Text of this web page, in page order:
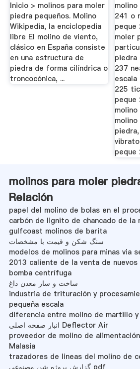
Inicio > molinos para moler
piedra pequeños. Molino
Wikipedia, la enciclopedia
libre El molino de viento,
clásico en España consiste
en una estructura de
piedra de forma cilíndrica o
troncocónica, ...
241 o
peque
moler
piedra
237
225
peque
peque
molinos para moler
Relación
papel del molino de bolas en el
carbón de lignito de chancado de la
gulfcoast molinos de barita
سنگ شکن و قیمت با مشخصات
modelos de molinos para minas via
2013 caliente de la venta de nuevos
bomba centrífuga
ساخت و ساز معدن داغ
industria de trituración y
pequeña escala
diferencia entre molino de martillo
انبار صفحه اصلی Deflector Air
proveedor de molino de
Malasia
trazadores de lineas del molino de
گزارش پروژه شن مصنوعی pdf